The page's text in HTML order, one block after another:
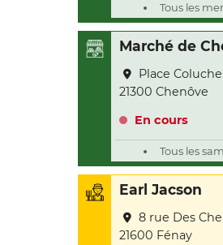
Tous les
Marché de
Place Coluche
21300 Chenôve
En cours
Tous les
Earl Jacson
8 rue Des
21600 Fénay